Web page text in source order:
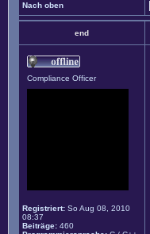
Nach oben
end
Compliance Officer
Registriert: So Aug 08, 2010
08:37
Beiträge: 460